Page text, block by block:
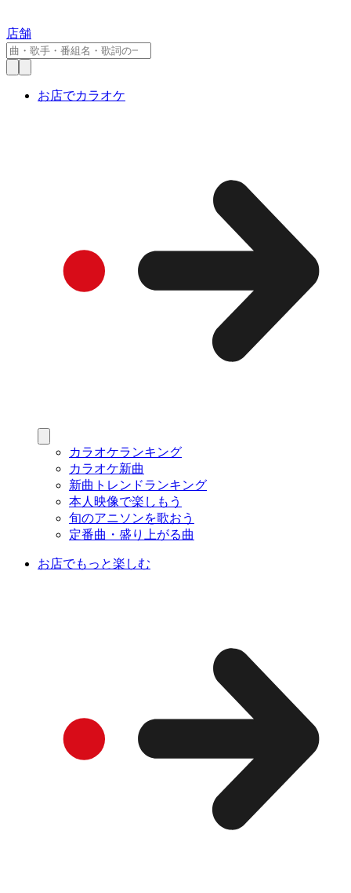
店舗
お店でカラオケ
カラオケランキング
カラオケ新曲
新曲トレンドランキング
本人映像で楽しもう
旬のアニソンを歌おう
定番曲・盛り上がる曲
お店でもっと楽しむ